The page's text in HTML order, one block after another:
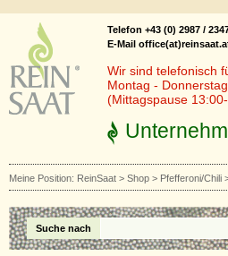
Telefon +43 (0) 2987 /
E-Mail
Wir sind telefonisch
Montag -
(Mittagspause
Meine Position: ReinSaat > Shop > Pfefferoni/Chili
Suche nach